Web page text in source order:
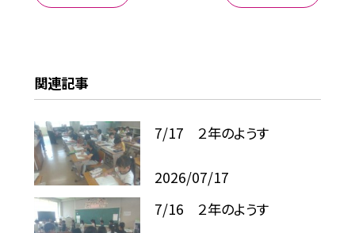
関連記事
7/17 ２年のようす
2026/07/17
7/16 ２年のようす